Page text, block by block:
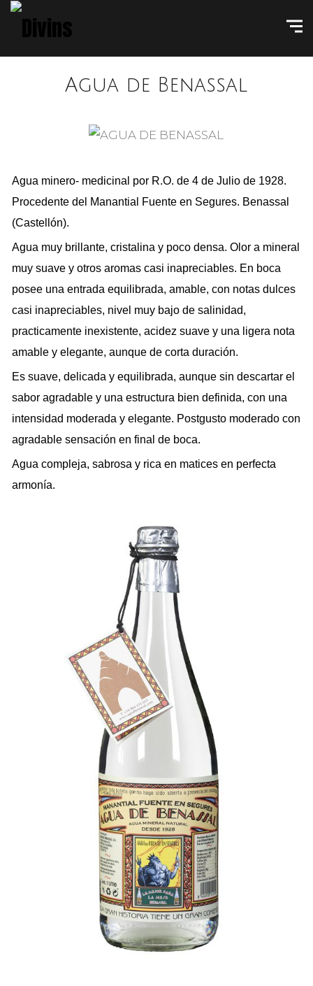
Agua de Benassal
Agua minero- medicinal por R.O. de 4 de Julio de 1928.
Procedente del Manantial Fuente en Segures. Benassal
(Castellón).
Agua muy brillante, cristalina y poco densa. Olor a mineral
muy suave y otros aromas casi inapreciables. En boca
posee una entrada equilibrada, amable, con notas dulces
casi inapreciables, nivel muy bajo de salinidad,
practicamente inexistente, acidez suave y una ligera nota
amable y elegante, aunque de corta duración.
Es suave, delicada y equilibrada, aunque sin descartar el
sabor agradable y una estructura bien definida, con una
intensidad moderada y elegante. Postgusto moderado con
agradable sensación en final de boca.
Agua compleja, sabrosa y rica en matices en perfecta
armonía.